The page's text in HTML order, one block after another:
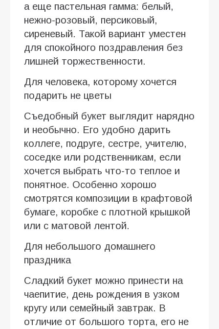
а еще пастельная гамма: белый,
нежно-розовый, персиковый,
сиреневый. Такой вариант уместен
для спокойного поздравления без
лишней торжественности.
Для человека, которому хочется
подарить не цветы
Съедобный букет выглядит нарядно
и необычно. Его удобно дарить
коллеге, подруге, сестре, учителю,
соседке или родственникам, если
хочется выбрать что-то теплое и
понятное. Особенно хорошо
смотрятся композиции в крафтовой
бумаге, коробке с плотной крышкой
или с матовой лентой.
Для небольшого домашнего
праздника
Сладкий букет можно принести на
чаепитие, день рождения в узком
кругу или семейный завтрак. В
отличие от большого торта, его не